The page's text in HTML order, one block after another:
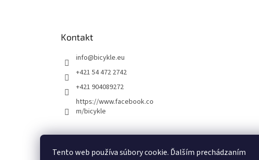
Tento web používa súbory cookie. Ďalším prechádzaním
Kontakt
info@bicykle.eu
+421 54 472 2742
+421 904089272
https://www.facebook.co
m/bicykle